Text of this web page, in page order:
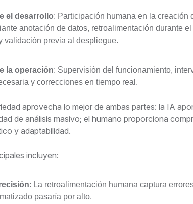
el desarrollo: Participación humana en la creación
anotación de datos, retroalimentación durante el
validación previa al despliegue.
la operación: Supervisión del funcionamiento,
y correcciones en tiempo real.
aprovecha lo mejor de ambas partes: la IA
de análisis masivo; el humano proporciona
y adaptabilidad.
incluyen:
: La retroalimentación humana captura
pasaría por alto.